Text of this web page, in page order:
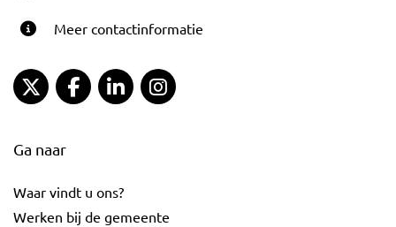
Meer contactinformatie
Gemeente Gouda Twitter
Gemeente Gouda Facebook
Gemeente Gouda LinkedIn
Ga naar
Waar vindt u ons?
Werken bij de gemeente